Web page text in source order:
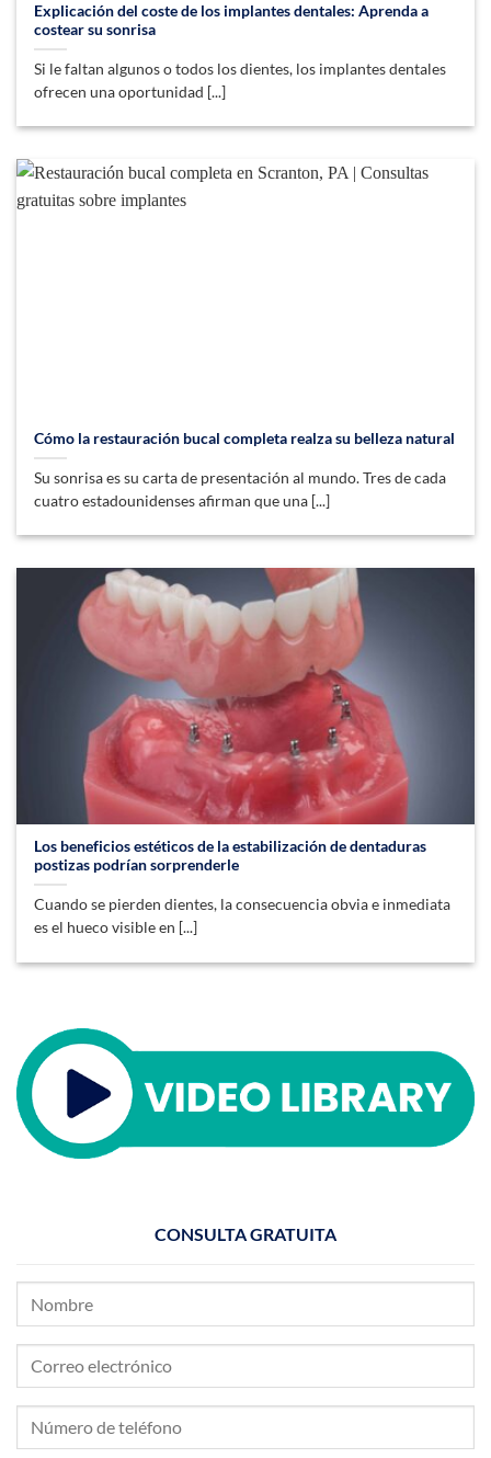
Explicación del coste de los implantes dentales: Aprenda a
costear su sonrisa
Si le faltan algunos o todos los dientes, los implantes dentales
ofrecen una oportunidad [...]
Cómo la restauración bucal completa realza su belleza natural
Su sonrisa es su carta de presentación al mundo. Tres de cada
cuatro estadounidenses afirman que una [...]
Los beneficios estéticos de la estabilización de dentaduras
postizas podrían sorprenderle
Cuando se pierden dientes, la consecuencia obvia e inmediata
es el hueco visible en [...]
CONSULTA GRATUITA